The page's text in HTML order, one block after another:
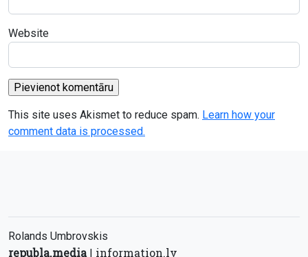
Website
This site uses Akismet to reduce spam. Learn how your
comment data is processed.
Rolands Umbrovskis
republa.media| information.lv